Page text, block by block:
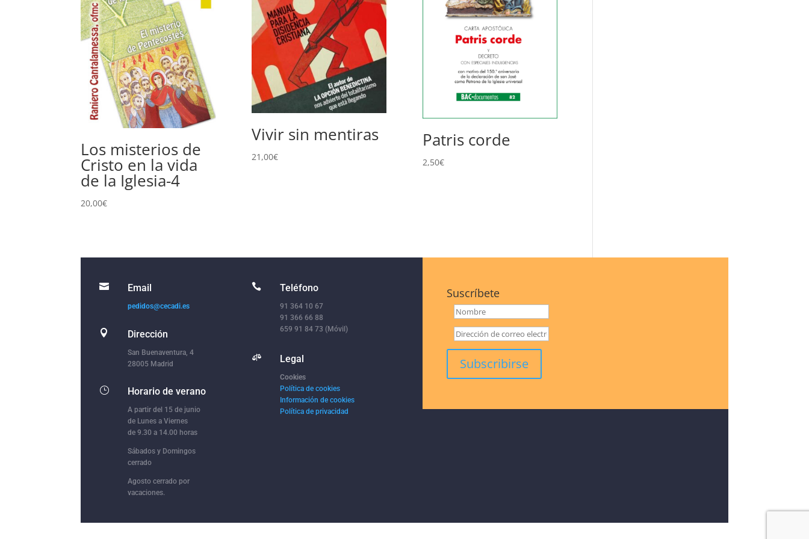
Los misterios de
Cristo en la vida
de la Iglesia-4
20,00€
Vivir sin mentiras
21,00€
Patris corde
2,50€
 Email
pedidos@cecadi.es
 Dirección
San Buenaventura, 4
28005 Madrid
} Horario de verano
A partir del 15 de junio
de Lunes a Viernes
de 9.30 a 14.00 horas
Sábados y Domingos
cerrado
Agosto cerrado por
vacaciones.
 Teléfono
91 364 10 67
91 366 66 88
659 91 84 73 (Móvil)
 Legal
Cookies
Política de cookies
Información de cookies
Política de privacidad
Suscríbete